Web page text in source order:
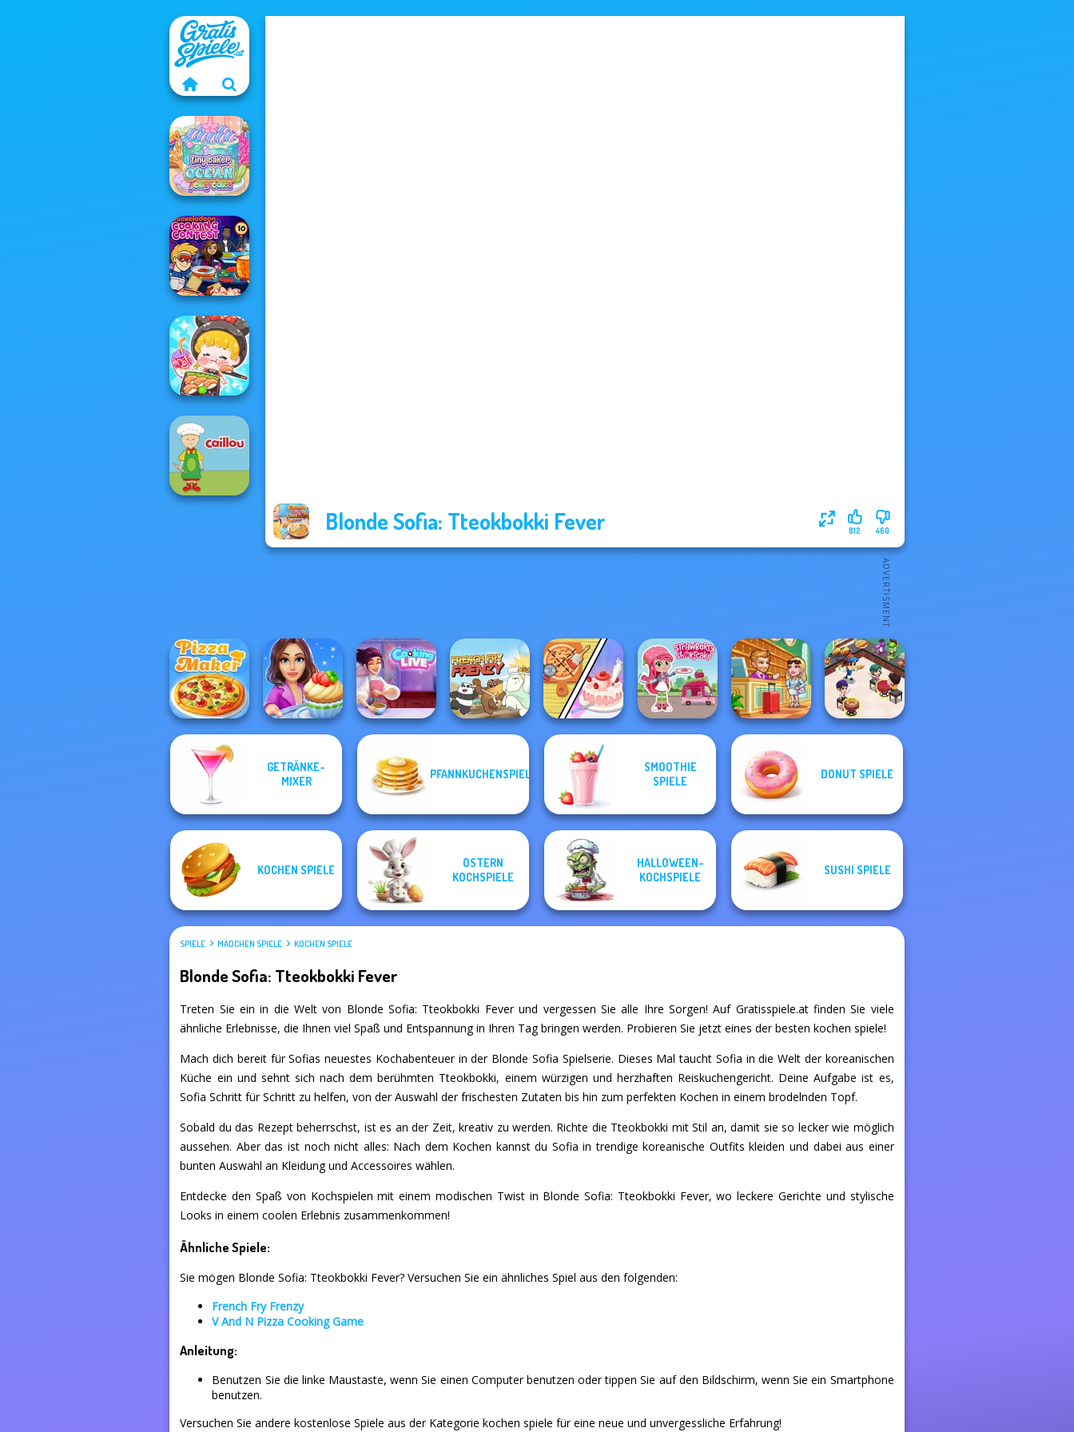
Blonde Sofia: Tteokbokki Fever 460
812
Tiny Baker Ocean
Jelly Cake
Nickelodeon
Cooking Contest
ASMR Girl:
Livestream
Mukbang
Cooking Stories:
Fun Cafe
Cooking Live: Be
a Chef&Cook
Dolly's
Restaurant
Organising
Strawberry
Shortcake
Hotel Fever
Tycoon
Restaurant
GETRÄNKE-
MIXER
PFANNKUCHENSPIELE
SMOOTHIE
SPIELE
DONUT SPIELE
KOCHEN SPIELE
OSTERN
KOCHSPIELE
HALLOWEEN-
KOCHSPIELE
SUSHI SPIELE
SPIELE MÄDCHEN SPIELE KOCHEN SPIELE
Blonde Sofia: Tteokbokki Fever
Treten Sie ein in die Welt von Blonde Sofia: Tteokbokki Fever und vergessen Sie alle Ihre Sorgen! Auf Gratisspiele.at finden Sie viele
ähnliche Erlebnisse, die Ihnen viel Spaß und Entspannung in Ihren Tag bringen werden. Probieren Sie jetzt eines der besten kochen spiele!
Mach dich bereit für Sofias neuestes Kochabenteuer in der Blonde Sofia Spielserie. Dieses Mal taucht Sofia in die Welt der koreanischen
Küche ein und sehnt sich nach dem berühmten Tteokbokki, einem würzigen und herzhaften Reiskuchengericht. Deine Aufgabe ist es,
Sofia Schritt für Schritt zu helfen, von der Auswahl der frischesten Zutaten bis hin zum perfekten Kochen in einem brodelnden Topf.
Sobald du das Rezept beherrschst, ist es an der Zeit, kreativ zu werden. Richte die Tteokbokki mit Stil an, damit sie so lecker wie möglich
aussehen. Aber das ist noch nicht alles: Nach dem Kochen kannst du Sofia in trendige koreanische Outfits kleiden und dabei aus einer
bunten Auswahl an Kleidung und Accessoires wählen.
Entdecke den Spaß von Kochspielen mit einem modischen Twist in Blonde Sofia: Tteokbokki Fever, wo leckere Gerichte und stylische
Looks in einem coolen Erlebnis zusammenkommen!
Ähnliche Spiele:
Sie mögen Blonde Sofia: Tteokbokki Fever? Versuchen Sie ein ähnliches Spiel aus den folgenden:
French Fry Frenzy
V And N Pizza Cooking Game
Anleitung:
Benutzen Sie die linke Maustaste, wenn Sie einen Computer benutzen oder tippen Sie auf den Bildschirm, wenn Sie ein Smartphone
benutzen.
Versuchen Sie andere kostenlose Spiele aus der Kategorie kochen spiele für eine neue und unvergessliche Erfahrung!